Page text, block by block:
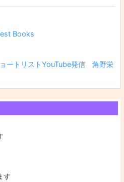
す
ョン
Books
ートリストYouTube発信 角野栄